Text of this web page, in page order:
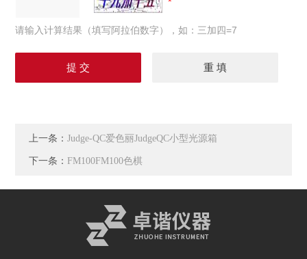
请输入计算结果（填写阿拉伯数字），如：三加四=7
上一条：Judge-QC爱色丽JudgeQC小型光源箱
下一条： FM100FM100色棋